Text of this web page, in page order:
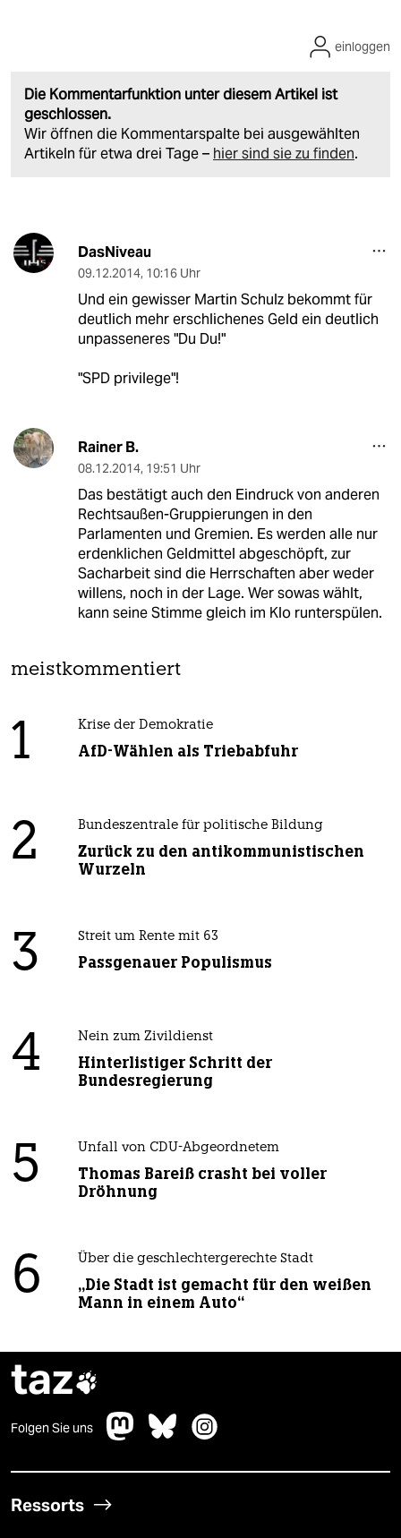
Die Kommentarfunktion unter diesem Artikel ist
geschlossen.
Wir öffnen die Kommentarspalte bei ausgewählten
Artikeln für etwa drei Tage – hier sind sie zu finden.
einloggen
DasNiveau
09.12.2014, 10:16 Uhr
Und ein gewisser Martin Schulz bekommt für
deutlich mehr erschlichenes Geld ein deutlich
unpasseneres "Du Du!"
"SPD privilege"!
Rainer B.
08.12.2014, 19:51 Uhr
Das bestätigt auch den Eindruck von anderen
Rechtsaußen-Gruppierungen in den
Parlamenten und Gremien. Es werden alle nur
erdenklichen Geldmittel abgeschöpft, zur
Sacharbeit sind die Herrschaften aber weder
willens, noch in der Lage. Wer sowas wählt,
kann seine Stimme gleich im Klo runterspülen.
meistkommentiert
1 Krise der Demokratie
AfD-Wählen als Triebabfuhr
2 Bundeszentrale für politische Bildung
Zurück zu den antikommunistischen
Wurzeln
3 Streit um Rente mit 63
Passgenauer Populismus
4 Nein zum Zivildienst
Hinterlistiger Schritt der
Bundesregierung
5 Unfall von CDU-Abgeordnetem
Thomas Bareiß crasht bei voller
Dröhnung
6 Über die geschlechtergerechte Stadt
„Die Stadt ist gemacht für den weißen
Mann in einem Auto“
taz
Folgen Sie uns
Ressorts